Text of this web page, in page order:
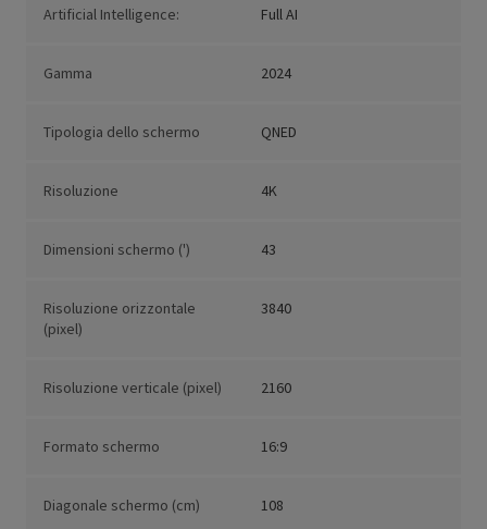
Artificial Intelligence: Full AI
Gamma 2024
Tipologia dello schermo QNED
Risoluzione 4K
Dimensioni schermo (') 43
Risoluzione orizzontale
(pixel)
3840
Risoluzione verticale (pixel) 2160
Formato schermo 16:9
Diagonale schermo (cm) 108